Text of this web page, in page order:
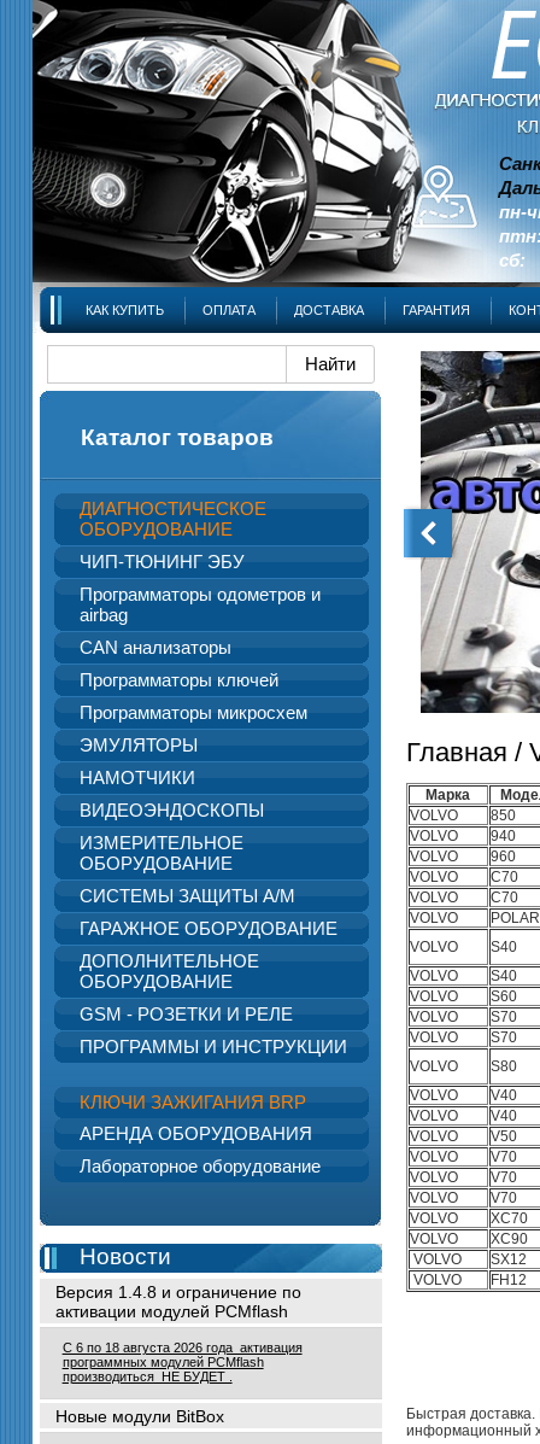
пн-
сб:
КАК КУПИТЬ ОПЛАТА ДОСТАВКА ГАРАНТИЯ
Каталог товаров
ДИАГНОСТИЧЕСКОЕ
ОБОРУДОВАНИЕ
ЧИП-ТЮНИНГ ЭБУ
Программаторы одометров и
airbag
CAN анализаторы
Программаторы ключей
Программаторы микросхем
ЭМУЛЯТОРЫ
НАМОТЧИКИ
ВИДЕОЭНДОСКОПЫ
ИЗМЕРИТЕЛЬНОЕ
ОБОРУДОВАНИЕ
СИСТЕМЫ ЗАЩИТЫ А/М
ГАРАЖНОЕ ОБОРУДОВАНИЕ
ДОПОЛНИТЕЛЬНОЕ
ОБОРУДОВАНИЕ
GSM - РОЗЕТКИ И РЕЛЕ
ПРОГРАММЫ И ИНСТРУКЦИИ
КЛЮЧИ ЗАЖИГАНИЯ BRP
АРЕНДА ОБОРУДОВАНИЯ
Лабораторное оборудование
Новости
Версия 1.4.8 и ограничение по
активации модулей PCMflash
С 6 по 18 августа 2026 года активация
программных модулей PCMflash
производиться НЕ БУДЕТ .
Новые модули BitBox
Главная /
Марка
VOLVO
850
VOLVO
940
VOLVO
960
VOLVO
C70
VOLVO
C70
VOLVO
POLAR
VOLVO
S40
VOLVO
S40
VOLVO
S60
VOLVO
S70
VOLVO
S70
VOLVO
S80
VOLVO
V40
VOLVO
V40
VOLVO
V50
VOLVO
V70
VOLVO
V70
VOLVO
V70
VOLVO
XC70
VOLVO
XC90
VOLVO
SX12
VOLVO
FH12
Быстрая
информационный